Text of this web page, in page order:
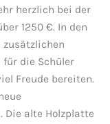
herzlich bei der
1250 €. In den
zusätzlichen
die Schüler
Freude bereiten.
alte Holzplatte